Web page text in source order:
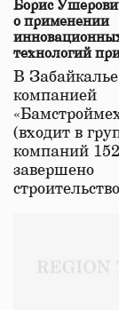
Борис
о применении
технологий
строительстве
в Забайкалье
В Забайкалье
компанией
(входит в
компаний
завершено